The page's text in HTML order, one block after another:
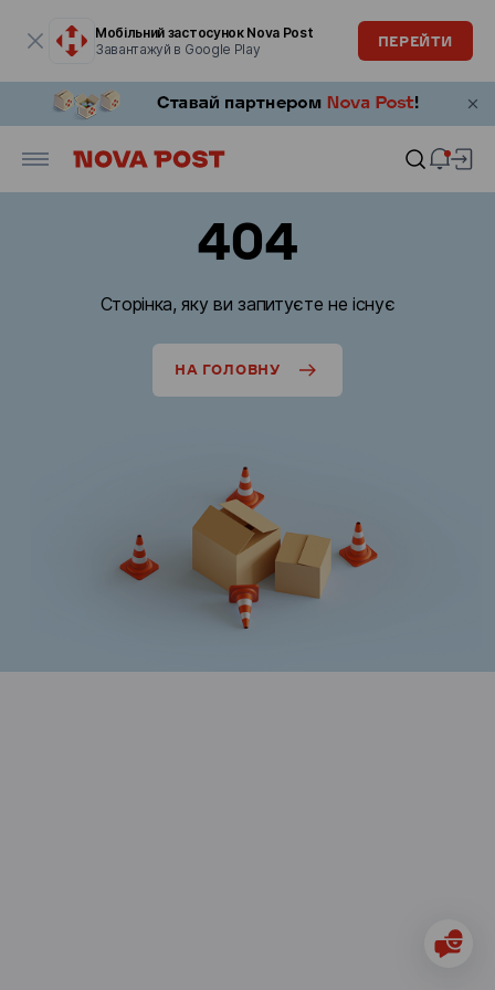
Мобільний застосунок Nova Post
Завантажуй в Google Play
ПЕРЕЙТИ
404
Сторінка, яку ви запитуєте не існує
НА ГОЛОВНУ